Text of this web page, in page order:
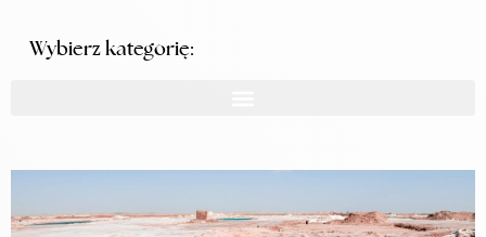
Wybierz kategorię: